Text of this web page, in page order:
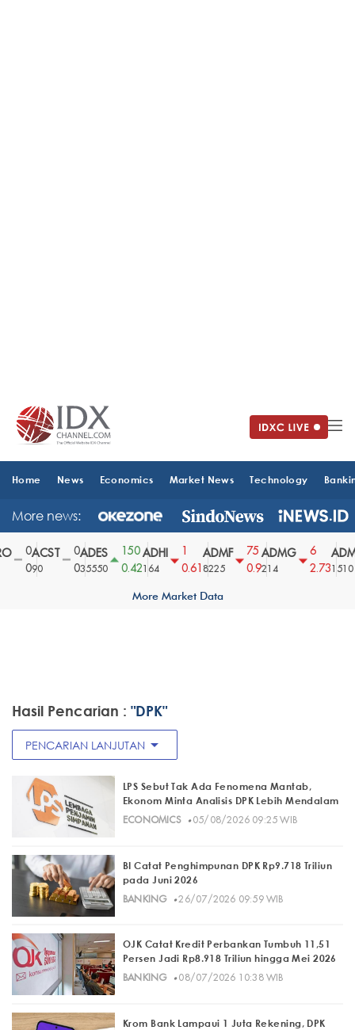
Home News Economics Market News Technology
More news:
ACST
90
ADES
35550
150
0.42
ADHI
164
0.61
ADMF
8225
75
0.9
ADMG
214
2.73
ADMR
1510
More Market Data
Hasil Pencarian : "DPK"
PENCARIAN LANJUTAN arrow_drop_down
LPS Sebut Tak Ada Fenomena Mantab,
Ekonom Minta Analisis DPK Lebih Mendalam
ECONOMICS· 05/08/2026 09:25 WIB
BI Catat Penghimpunan DPK Rp9.718 Triliun
pada Juni 2026
BANKING· 26/07/2026 09:59 WIB
OJK Catat Kredit Perbankan Tumbuh 11,51
Persen Jadi Rp8.918 Triliun hingga Mei 2026
BANKING· 08/07/2026 10:38 WIB
Krom Bank Lampaui 1 Juta Rekening, DPK